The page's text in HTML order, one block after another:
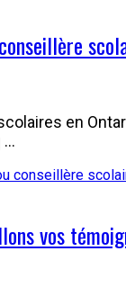
en
…
conseillère
vos